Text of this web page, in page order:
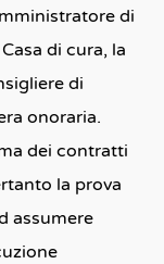
di
di cura, la
di
onoraria.
dei contratti
la prova
assumere